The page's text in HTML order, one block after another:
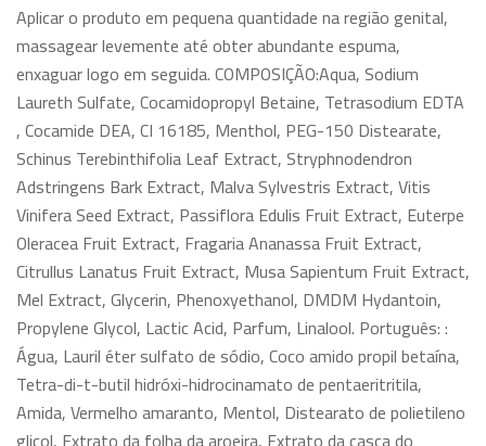
Aplicar o produto em pequena quantidade na região genital,
massagear levemente até obter abundante espuma,
enxaguar logo em seguida. COMPOSIÇÃO:​​ Aqua, Sodium
Laureth Sulfate, Cocamidopropyl Betaine, Tetrasodium EDTA
, Cocamide DEA, CI 16185, Menthol, PEG-150 Distearate,
Schinus Terebinthifolia Leaf Extract, Stryphnodendron
Adstringens Bark Extract, Malva Sylvestris Extract, Vitis
Vinifera Seed Extract, Passiflora Edulis Fruit Extract, Euterpe
Oleracea Fruit Extract, Fragaria Ananassa Fruit Extract,
Citrullus Lanatus Fruit Extract, Musa Sapientum Fruit Extract,
Mel Extract, Glycerin, Phenoxyethanol, DMDM Hydantoin,
Propylene Glycol, Lactic Acid, Parfum, Linalool. Português: :
Água, Lauril éter sulfato de sódio, Coco amido propil betaína,
Tetra-di-t-butil hidróxi-hidrocinamato de pentaeritritila,
Amida, Vermelho amaranto, Mentol, Distearato de polietileno